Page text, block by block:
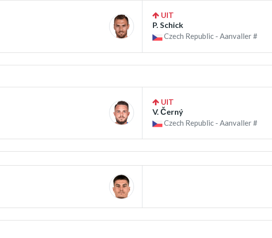
UIT
P. Schick
Czech Republic - Aanvaller #
UIT
V. Černý
Czech Republic - Aanvaller #